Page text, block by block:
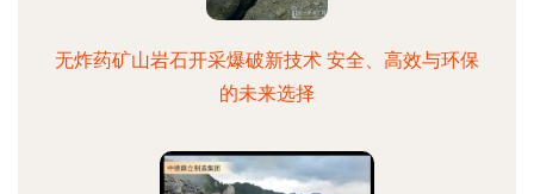
无炸药矿山岩石开采爆破新技术 安全、高效与环保
的未来选择